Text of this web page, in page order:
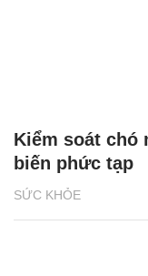
SỨC KHỎE
Kiểm soát chó
biến phức tạp